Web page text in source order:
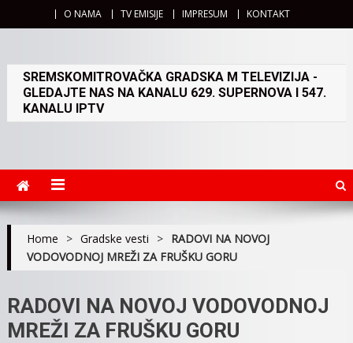
O NAMA TV EMISIJE IMPRESUM KONTAKT
SREMSKOMITROVAČKA GRADSKA M TELEVIZIJA -
GLEDAJTE NAS NA KANALU 629. SUPERNOVA I 547.
KANALU IPTV
Home > Gradske vesti > RADOVI NA NOVOJ
VODOVODNOJ MREŽI ZA FRUŠKU GORU
RADOVI NA NOVOJ VODOVODNOJ
MREŽI ZA FRUŠKU GORU